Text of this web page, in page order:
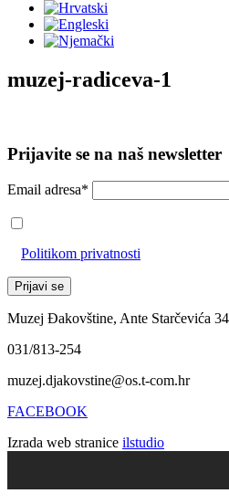
muzej-radiceva-1
Prijavite se na naš newsletter
Email adresa*
Politikom privatnosti
Muzej Đakovštine, Ante Starčevića
031/813-254
muzej.djakovstine@os.t-com.hr
FACEBOOK
Izrada web stranice ilstudio